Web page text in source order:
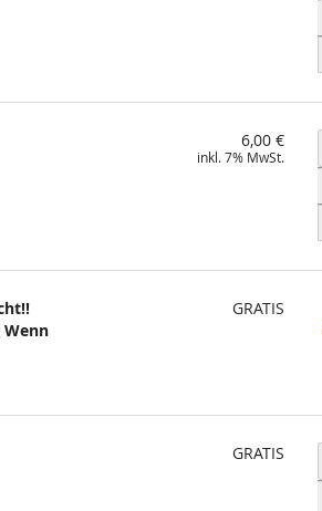
6,00 €
inkl. 7% MwSt.
GRATIS
GRATIS